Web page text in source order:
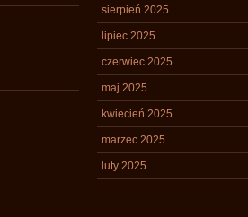
sierpień 2025
lipiec 2025
czerwiec 2025
maj 2025
kwiecień 2025
marzec 2025
luty 2025